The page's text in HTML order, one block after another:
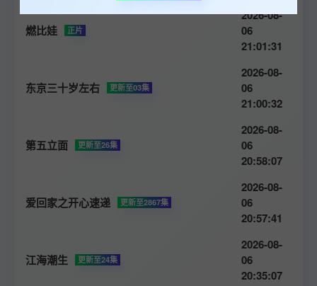
燃比娃 正片
2026-08-
06
21:01:31
东京三十岁左右 更新至03集
2026-08-
06
21:00:32
第五立面 更新至26集
2026-08-
06
20:58:07
爱回家之开心速递 更新至2867集
2026-08-
06
20:57:41
江海潮生 更新至24集
2026-08-
06
20:35:07